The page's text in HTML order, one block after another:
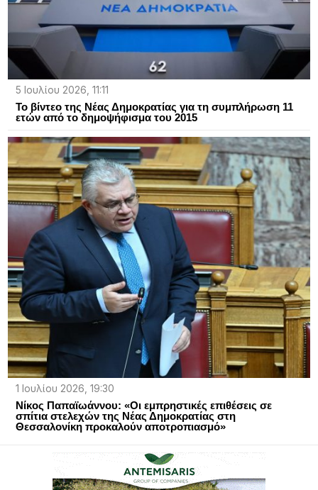
5 Ιουλίου 2026, 11:11
Το βίντεο της Νέας Δημοκρατίας για τη συμπλήρωση 11
ετών από το δημοψήφισμα του 2015
1 Ιουλίου 2026, 19:30
Νίκος Παπαϊωάννου: «Οι εμπρηστικές επιθέσεις σε
σπίτια στελεχών της Νέας Δημοκρατίας στη
Θεσσαλονίκη προκαλούν αποτροπιασμό»